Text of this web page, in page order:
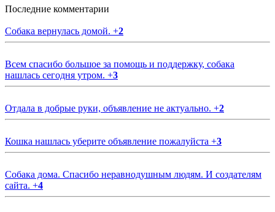
Последние комментарии
Собака вернулась домой. +2
Всем спасибо большое за помощь и поддержку, собака
нашлась сегодня утром. +3
Отдала в добрые руки, объявление не актуально. +2
Кошка нашлась уберите объявление пожалуйста +3
Собака дома. Спасибо неравнодушным людям. И создателям
сайта. +4